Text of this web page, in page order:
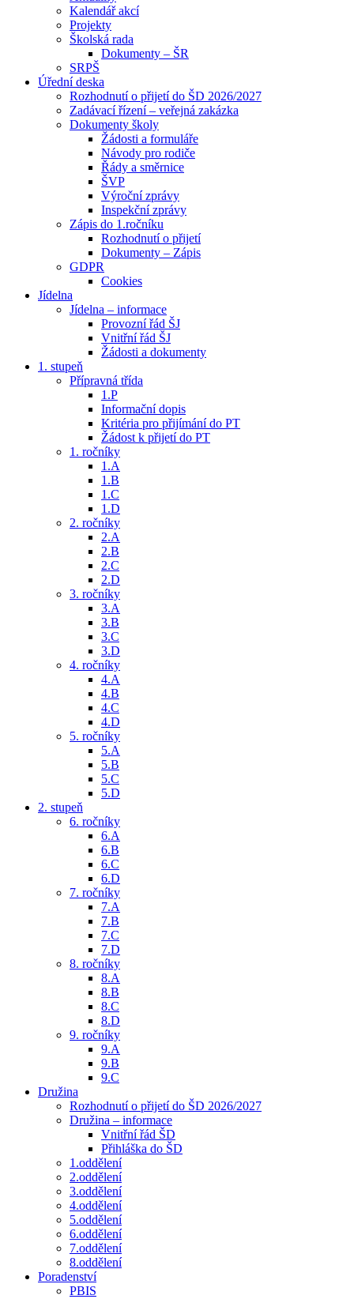
Kalendář akcí
Projekty
Školská rada
Dokumenty – ŠR
SRPŠ
Úřední deska
Rozhodnutí o přijetí do ŠD 2026/2027
Zadávací řízení – veřejná zakázka
Dokumenty školy
Žádosti a formuláře
Návody pro rodiče
Řády a směrnice
ŠVP
Výroční zprávy
Inspekční zprávy
Zápis do 1.ročníku
Rozhodnutí o přijetí
Dokumenty – Zápis
GDPR
Cookies
Jídelna
Jídelna – informace
Provozní řád ŠJ
Vnitřní řád ŠJ
Žádosti a dokumenty
1. stupeň
Přípravná třída
1.P
Informační dopis
Kritéria pro přijímání do PT
Žádost k přijetí do PT
1. ročníky
1.A
1.B
1.C
1.D
2. ročníky
2.A
2.B
2.C
2.D
3. ročníky
3.A
3.B
3.C
3.D
4. ročníky
4.A
4.B
4.C
4.D
5. ročníky
5.A
5.B
5.C
5.D
2. stupeň
6. ročníky
6.A
6.B
6.C
6.D
7. ročníky
7.A
7.B
7.C
7.D
8. ročníky
8.A
8.B
8.C
8.D
9. ročníky
9.A
9.B
9.C
Družina
Rozhodnutí o přijetí do ŠD 2026/2027
Družina – informace
Vnitřní řád ŠD
Přihláška do ŠD
1.oddělení
2.oddělení
3.oddělení
4.oddělení
5.oddělení
6.oddělení
7.oddělení
8.oddělení
Poradenství
PBIS